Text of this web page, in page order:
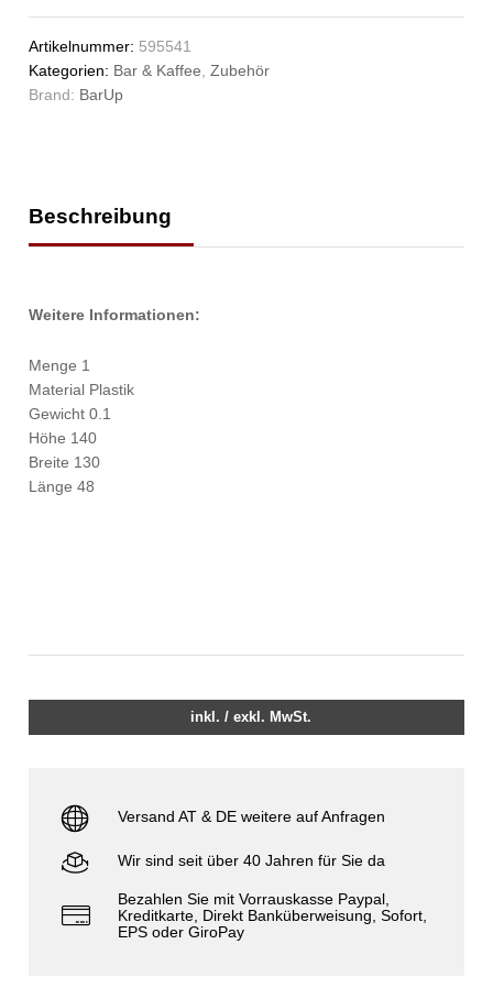
Artikelnummer: 595541
Kategorien: Bar & Kaffee ,Zubehör
Brand: BarUp
Beschreibung
Weitere Informationen:
Menge 1
Material Plastik
Gewicht 0.1
Höhe 140
Breite 130
Länge 48
inkl. / exkl. MwSt.
Versand AT & DE weitere auf Anfragen
Wir sind seit über 40 Jahren für Sie da
Bezahlen Sie mit Vorrauskasse Paypal,
Kreditkarte, Direkt Banküberweisung, Sofort,
EPS oder GiroPay